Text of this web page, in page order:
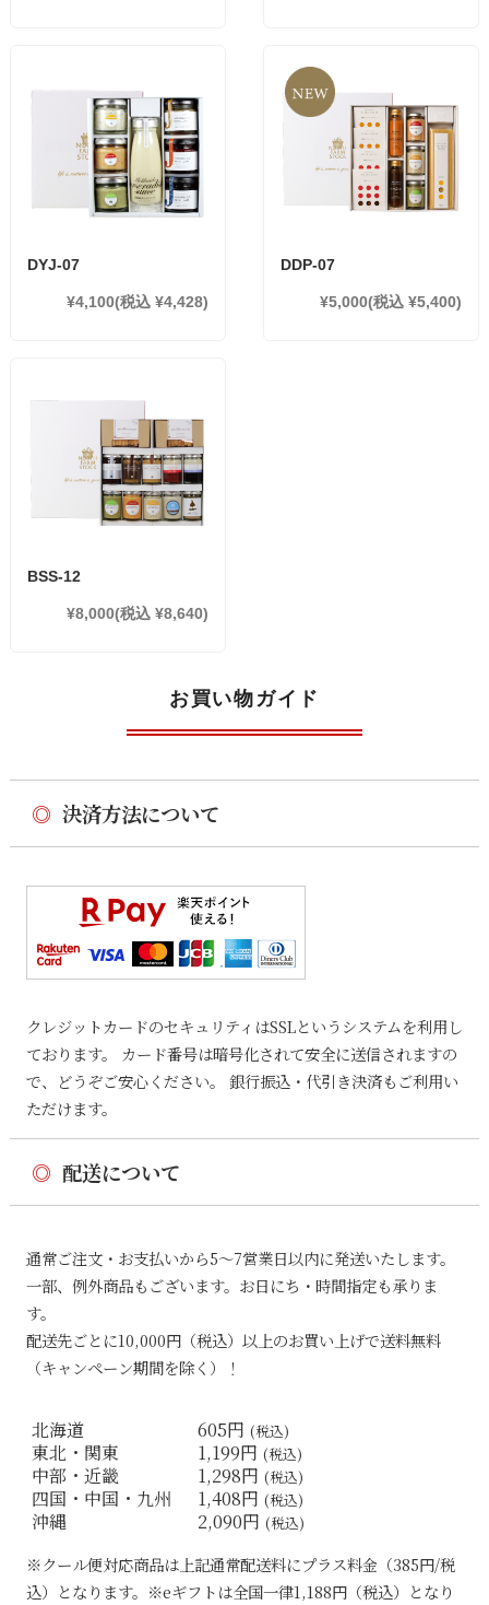
DYJ-07
¥4,100(税込 ¥4,428)
DDP-07
¥5,000(税込 ¥5,400)
BSS-12
¥8,000(税込 ¥8,640)
お買い物ガイド
◎ 決済方法について
クレジットカードのセキュリティはSSLというシステムを利用し
ております。 カード番号は暗号化されて安全に送信されますの
で、どうぞご安心ください。 銀行振込・代引き決済もご利用い
ただけます。
◎ 配送について
通常ご注文・お支払いから5〜7営業日以内に発送いたします。
一部、例外商品もございます。お日にち・時間指定も承りま
す。
配送先ごとに10,000円（税込）以上のお買い上げで送料無料
（キャンペーン期間を除く）！
北海道 605円 (税込)
東北・関東 1,199円 (税込)
中部・近畿 1,298円 (税込)
四国・中国・九州 1,408円 (税込)
沖縄 2,090円 (税込)
※クール便対応商品は上記通常配送料にプラス料金（385円/税
込）となります。※eギフトは全国一律1,188円（税込）となり